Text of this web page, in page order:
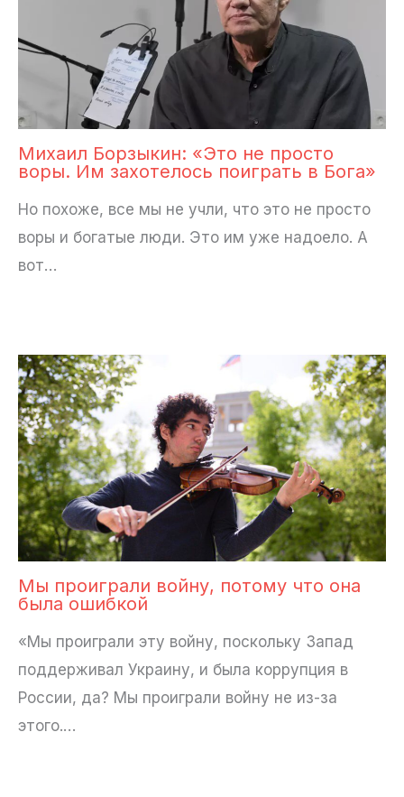
Михаил Борзыкин: «Это не просто
воры. Им захотелось поиграть в Бога»
Но похоже, все мы не учли, что это не просто
воры и богатые люди. Это им уже надоело. А
вот…
Мы проиграли войну, потому что она
была ошибкой
«Мы проиграли эту войну, поскольку Запад
поддерживал Украину, и была коррупция в
России, да? Мы проиграли войну не из-за
этого.…